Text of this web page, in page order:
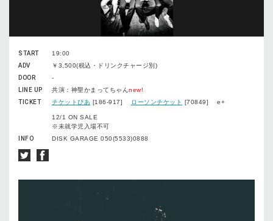
START
19:00
ADV
￥3,500(税込・ドリンクチャージ別)
DOOR
-
LINE UP
共演：神聖かまってちゃんnew!
TICKET
チケットぴあ [186-917] ローソンチケット [70849] e+
12/1 ON SALE
※未就学児入場不可
INFO
DISK GARAGE 050(5533)0888